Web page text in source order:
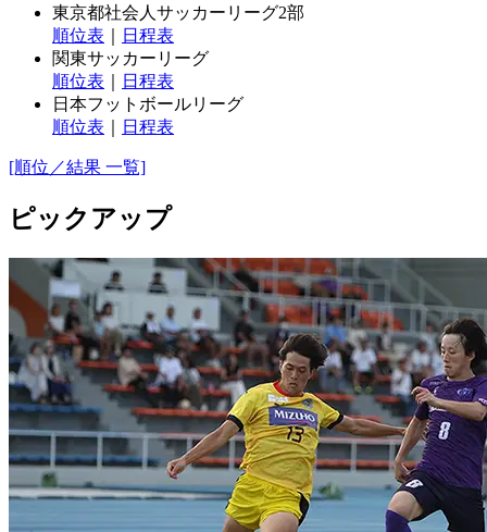
東京都社会人サッカーリーグ2部
順位表
日程表
関東サッカーリーグ
順位表
日程表
日本フットボールリーグ
順位表
日程表
[順位／結果 一覧]
ピックアップ